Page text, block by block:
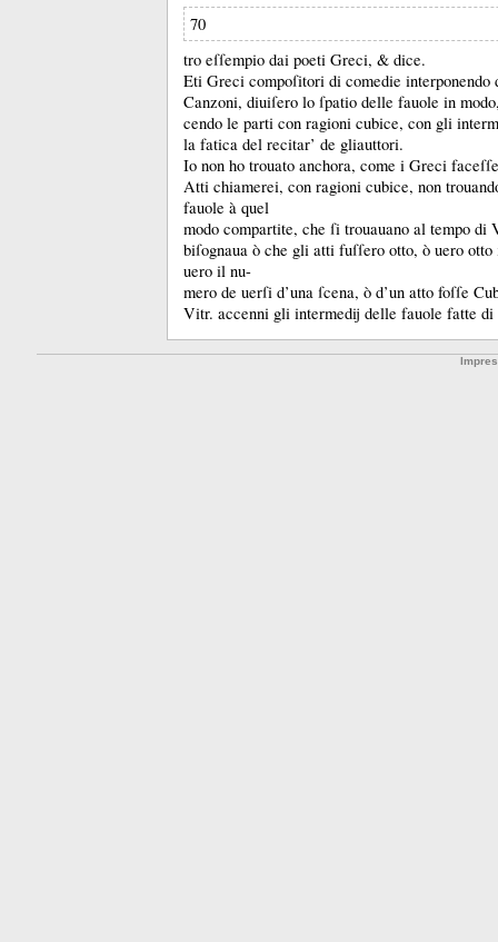
70
tro eſſempio dai poeti Greci, & dice.
Eti Greci compoſitori di comedie interponendo
Canzoni, diuiſero lo ſpatio delle fauole in
cendo le parti con ragioni cubice, con gli
la fatica del recitar’ de gliauttori.
Io non ho trouato anchora, come i Greci
Atti chiamerei, con ragioni cubice, non
fauole à quel
modo compartite, che ſi trouauano al tempo
biſognaua ò che gli atti fuſſero otto, ò uero
uero il nu-
mero de uerſi d’una ſcena, ò d’un atto foſſe
Vitr. accenni gli intermedij delle fauole fatte di